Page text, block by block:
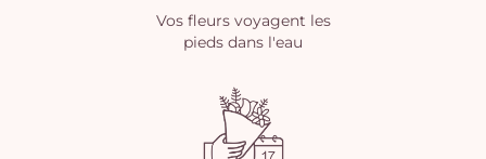
Vos fleurs voyagent les
pieds dans l'eau